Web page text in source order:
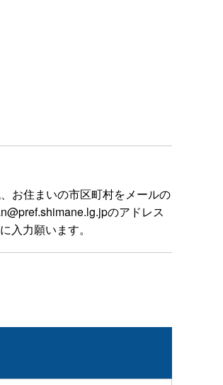
お住まいの市区町村をメールの
のアドレス
入力願います。